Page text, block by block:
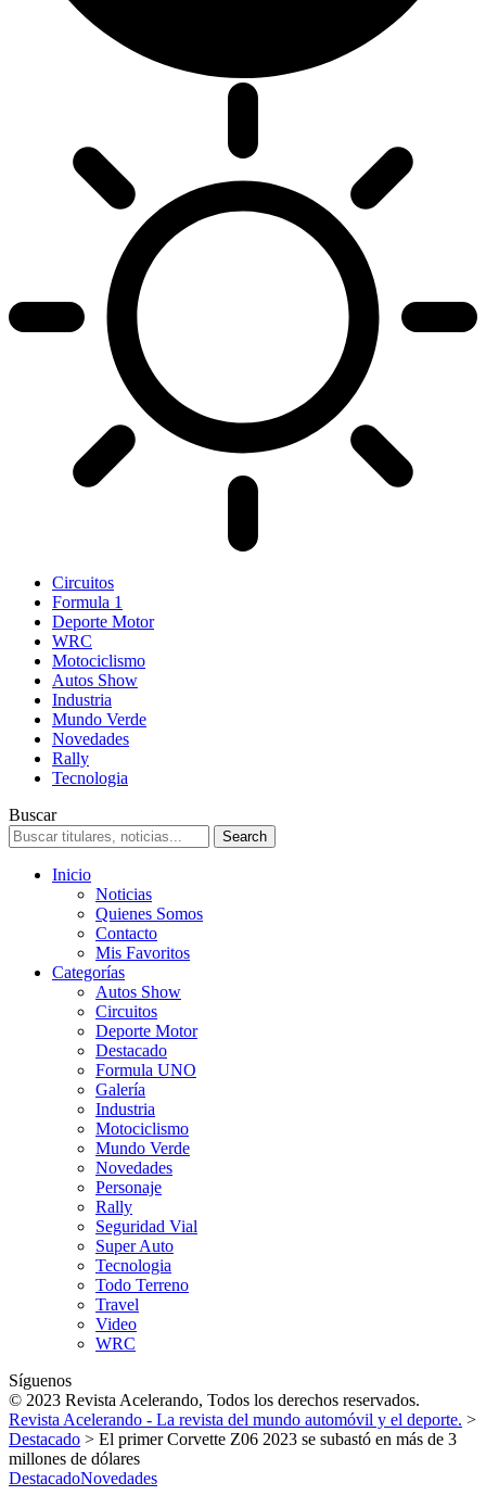
Circuitos
Formula 1
Deporte Motor
WRC
Motociclismo
Autos Show
Industria
Mundo Verde
Novedades
Rally
Tecnologia
Buscar
Inicio
Noticias
Quienes Somos
Contacto
Mis Favoritos
Categorías
Autos Show
Circuitos
Deporte Motor
Destacado
Formula UNO
Galería
Industria
Motociclismo
Mundo Verde
Novedades
Personaje
Rally
Seguridad Vial
Super Auto
Tecnologia
Todo Terreno
Travel
Video
WRC
Síguenos
© 2023 Revista Acelerando, Todos los derechos reservados.
Revista Acelerando - La revista del mundo automóvil y el deporte. >
Destacado > El primer Corvette Z06 2023 se subastó en más de 3
millones de dólares
DestacadoNovedades